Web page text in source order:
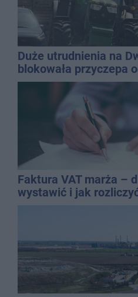
Duże utrudnienia na
blokowała przyczepa
Faktura VAT marża –
wystawić i jak